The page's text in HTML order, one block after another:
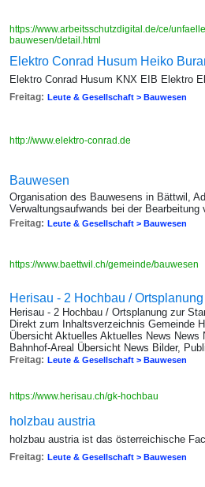
https://www.arbeitsschutzdigital.de/ce/
bauwesen/detail.html
Elektro Conrad Husum Heiko
Elektro Conrad Husum KNX EIB Elektro
Freitag: Leute & Gesellschaft > Bauwesen
http://www.elektro-conrad.de
Bauwesen
Organisation des Bauwesens in Bättwil,
Verwaltungsaufwands bei der Bearbeitung
Freitag: Leute & Gesellschaft > Bauwesen
https://www.baettwil.ch/gemeinde/bauwesen
Herisau - 2 Hochbau / Ortsplanung
Herisau - 2 Hochbau / Ortsplanung zur
Direkt zum Inhaltsverzeichnis Gemeinde
Übersicht Aktuelles Aktuelles News
Bahnhof-Areal Übersicht News Bilder,
Freitag: Leute & Gesellschaft > Bauwesen
https://www.herisau.ch/gk-hochbau
holzbau austria
holzbau austria ist das österreichische
Freitag: Leute & Gesellschaft > Bauwesen